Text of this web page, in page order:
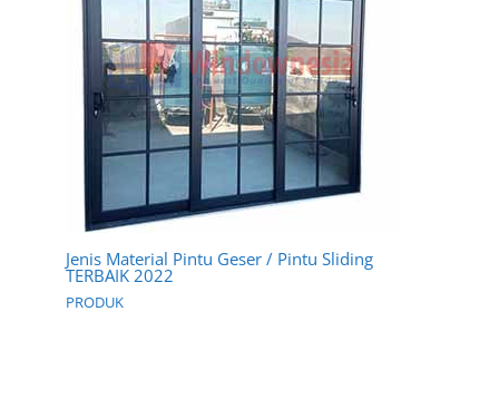
Jenis Material Pintu Geser / Pintu Sliding
TERBAIK 2022
PRODUK